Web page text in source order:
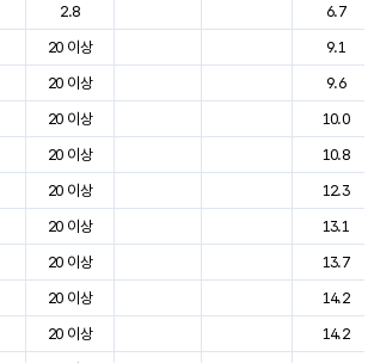
2.8
6.7
20 이상
9.1
20 이상
9.6
20 이상
10.0
20 이상
10.8
20 이상
12.3
20 이상
13.1
20 이상
13.7
20 이상
14.2
20 이상
14.2